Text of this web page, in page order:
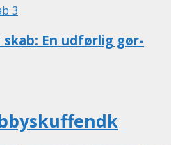
En udførlig gør-